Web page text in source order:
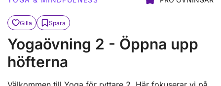
Gilla Spara
Yogaövning 2 - Öppna upp
höfterna